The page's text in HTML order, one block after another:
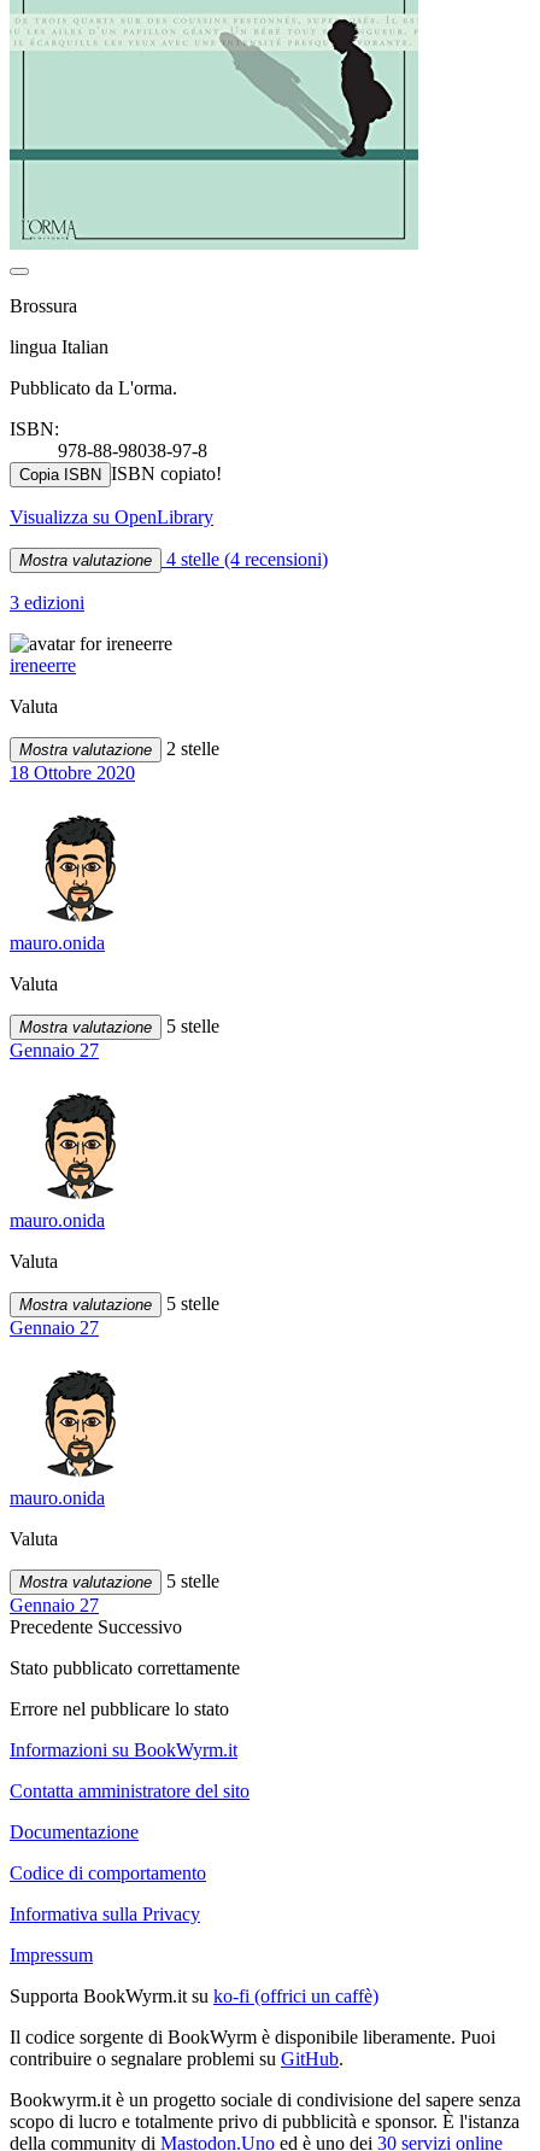
Brossura
lingua Italian
Pubblicato da L'orma.
ISBN:
978-88-98038-97-8
Copia ISBN ISBN copiato!
Visualizza su OpenLibrary
Mostra valutazione 4 stelle (4 recensioni)
3 edizioni
ireneerre
Valuta
Mostra valutazione
2 stelle
18 Ottobre 2020
mauro.onida
Valuta
Mostra valutazione
5 stelle
Gennaio 27
mauro.onida
Valuta
Mostra valutazione
5 stelle
Gennaio 27
mauro.onida
Valuta
Mostra valutazione
5 stelle
Gennaio 27
Precedente Successivo
Stato pubblicato correttamente
Errore nel pubblicare lo stato
Informazioni su BookWyrm.it
Contatta amministratore del sito
Documentazione
Codice di comportamento
Informativa sulla Privacy
Impressum
Supporta BookWyrm.it su ko-fi (offrici un caffè)
Il codice sorgente di BookWyrm è disponibile liberamente. Puoi
contribuire o segnalare problemi su GitHub.
Bookwyrm.it è un progetto sociale di condivisione del sapere senza
scopo di lucro e totalmente privo di pubblicità e sponsor. È l'istanza
della community di Mastodon.Uno ed è uno dei 30 servizi online